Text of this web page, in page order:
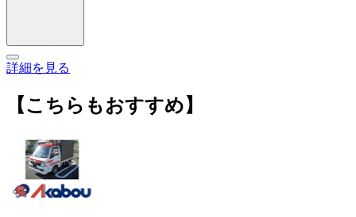
詳細を見る
【こちらもおすすめ】